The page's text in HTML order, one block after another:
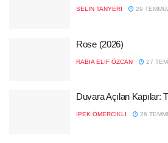
SELIN TANYERI 29
Rose (2026)
RABIA ELIF ÖZCAN 27
Duvara Açılan Kapılar:
İPEK ÖMERCIKLI 26